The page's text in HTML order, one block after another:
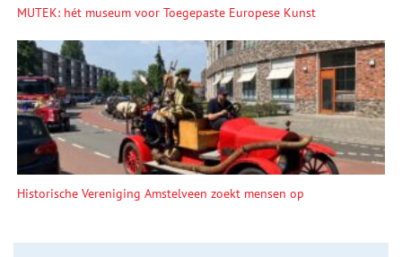
MUTEK: hét museum voor Toegepaste Europese Kunst
Historische Vereniging Amstelveen zoekt mensen op